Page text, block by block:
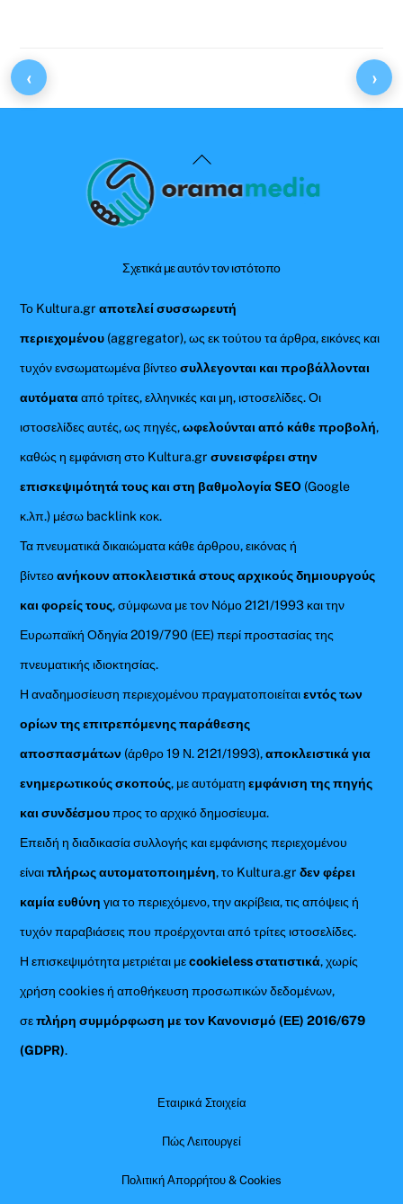
Back
To
Σχετικά με αυτόν τον ιστότοπο
Το Kultura.grαποτελεί συσσωρευτή
περιεχομένου (aggregator), ως εκ τούτου τα άρθρα, εικόνες και
τυχόν ενσωματωμένα βίντεοσυλλεγονται και προβάλλονται
αυτόματααπό τρίτες, ελληνικές και μη, ιστοσελίδες. Οι
ιστοσελίδες αυτές, ως πηγές,ωφελούνται από κάθε προβολή,
καθώς η εμφάνιση στο Kultura.gr συνεισφέρει στην
επισκεψιμότητά τους και στη βαθμολογία SEO (Google
κ.λπ.) μέσω backlink κοκ.
Τα πνευματικά δικαιώματα κάθε άρθρου, εικόνας ή
βίντεοανήκουν αποκλειστικά στους αρχικούς δημιουργούς
και φορείς τους, σύμφωνα με τον Νόμο 2121/1993 και την
Ευρωπαϊκή Οδηγία 2019/790 (ΕΕ) περί προστασίας της
πνευματικής ιδιοκτησίας.
Η αναδημοσίευση περιεχομένου πραγματοποιείταιεντός των
ορίων της επιτρεπόμενης παράθεσης
αποσπασμάτων (άρθρο 19 Ν. 2121/1993),αποκλειστικά για
ενημερωτικούς σκοπούς, με αυτόματηεμφάνιση της πηγής
και συνδέσμουπρος το αρχικό δημοσίευμα.
Επειδή η διαδικασία συλλογής και εμφάνισης περιεχομένου
είναιπλήρως αυτοματοποιημένη, το Kultura.grδεν φέρει
καμία ευθύνη για το περιεχόμενο, την ακρίβεια, τις απόψεις ή
τυχόν παραβιάσεις που προέρχονται από τρίτες ιστοσελίδες.
Η επισκεψιμότητα μετριέται μεcookieless στατιστικά, χωρίς
χρήση cookies ή αποθήκευση προσωπικών δεδομένων,
σεπλήρη συμμόρφωση με τον Κανονισμό (ΕΕ) 2016/679
(GDPR).
Εταιρικά Στοιχεία
Πώς Λειτουργεί
Πολιτική Απορρήτου & Cookies
‹ ›